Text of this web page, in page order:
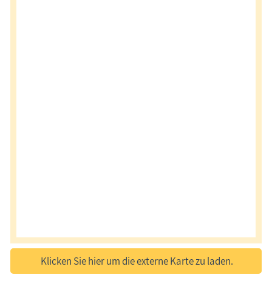
Klicken Sie hier um die externe Karte zu laden.